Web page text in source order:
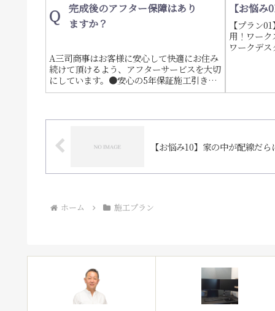
Q
完成後のアフター保障はあり
ますか？
A三司商事はお客様に安心して快適にお住み
続けて頂けるよう、アフターサービスを大切
にしています。●安心の5年保証施工引き渡
し日から“5年間”の保証を致します。また、
【お悩
【プラン
用！ワー
ワークデ
【お悩み10】家の中が配線だ
ホーム 施工プラン